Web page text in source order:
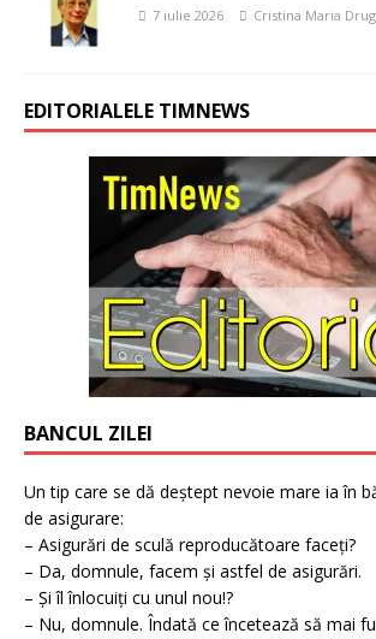
7 iulie 2026 Cristina Maria
EDITORIALELE TIMNEWS
BANCUL ZILEI
Un tip care se dă deștept nevoie mare ia în
de asigurare:
– Asigurări de sculă reproducătoare faceți?
– Da, domnule, facem și astfel de asigurări.
– Și îl înlocuiți cu unul nou!?
– Nu, domnule. Îndată ce încetează să mai